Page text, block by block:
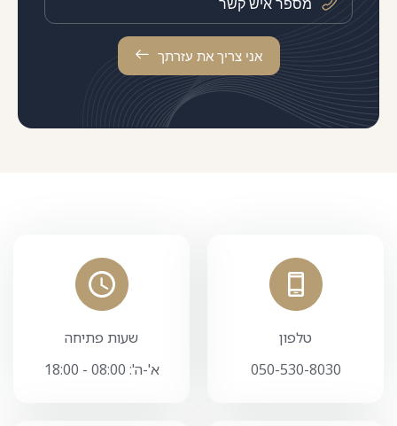
אני צריך את עזרתך
טלפון
050-530-8030
שעות פתיחה
א'-ה': 08:00 - 18:00